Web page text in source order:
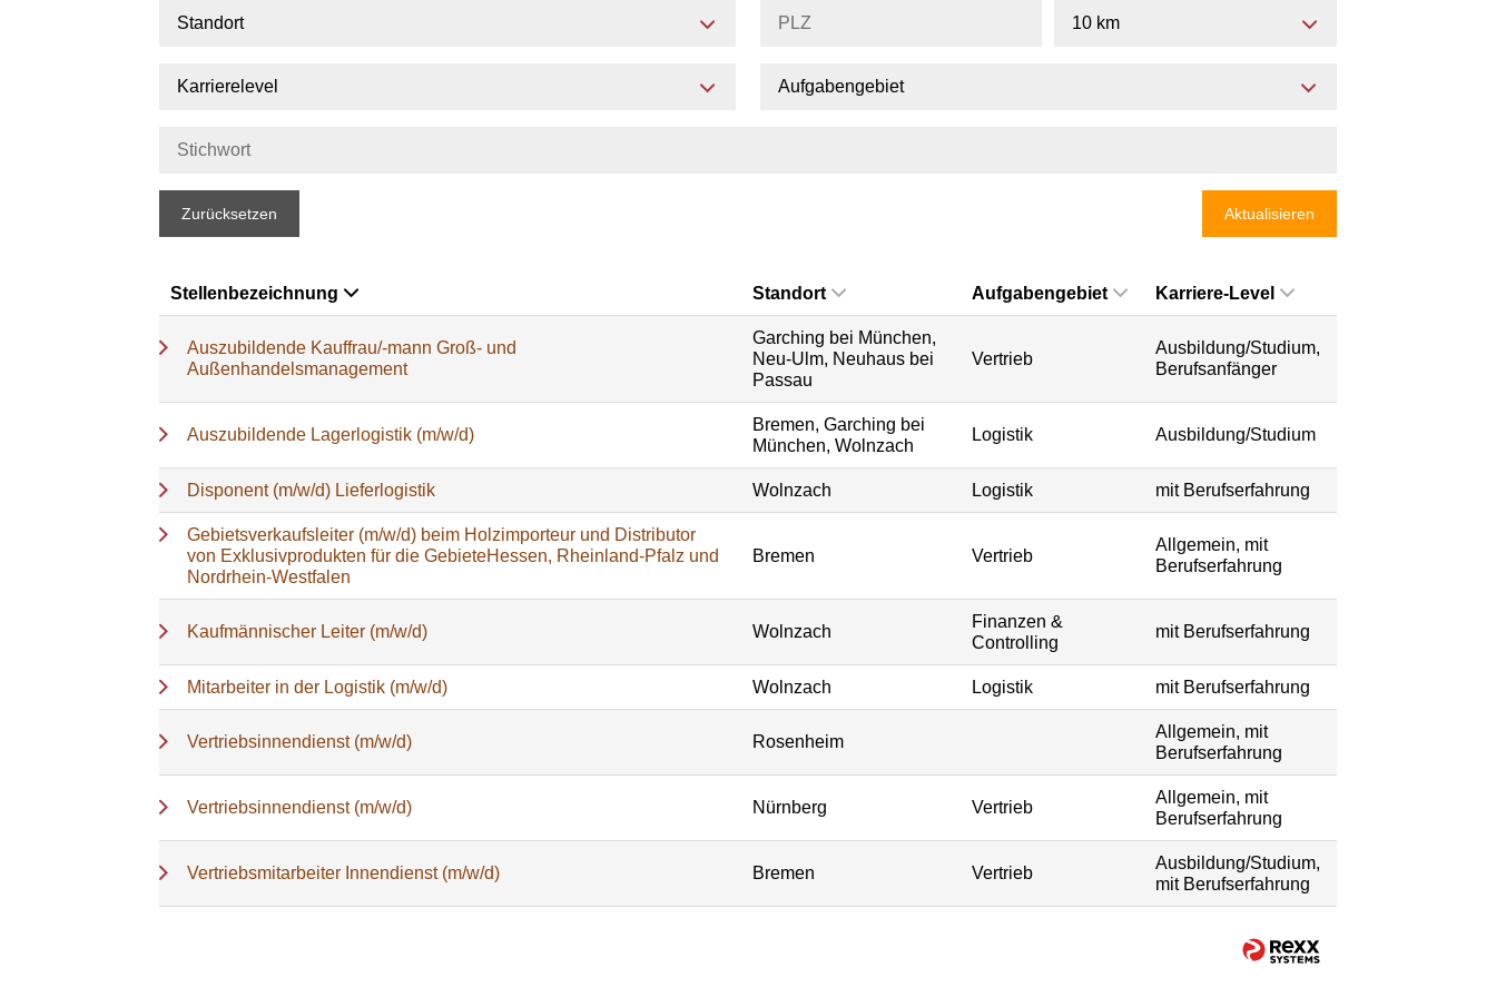
Standort 10 km
Karrierelevel Aufgabengebiet
Zurücksetzen Aktualisieren
Stellenbezeichnung Standort Aufgabengebiet Karriere-Level
Auszubildende Kauffrau/-mann Groß- und
Außenhandelsmanagement
Garching bei München,
Neu-Ulm, Neuhaus bei
Passau
Vertrieb
Ausbildung/Studium,
Berufsanfänger
Auszubildende Lagerlogistik (m/w/d)
Bremen, Garching bei
München, Wolnzach
Logistik Ausbildung/Studium
Disponent (m/w/d) Lieferlogistik Wolnzach Logistik mit Berufserfahrung
Gebietsverkaufsleiter (m/w/d) beim Holzimporteur und Distributor
von Exklusivprodukten für die GebieteHessen, Rheinland-Pfalz und
Nordrhein-Westfalen
Bremen Vertrieb
Allgemein, mit
Berufserfahrung
Kaufmännischer Leiter (m/w/d) Wolnzach
Finanzen &
Controlling
mit Berufserfahrung
Mitarbeiter in der Logistik (m/w/d) Wolnzach Logistik mit Berufserfahrung
Vertriebsinnendienst (m/w/d) Rosenheim
Allgemein, mit
Berufserfahrung
Vertriebsinnendienst (m/w/d) Nürnberg Vertrieb
Allgemein, mit
Berufserfahrung
Vertriebsmitarbeiter Innendienst (m/w/d) Bremen Vertrieb
Ausbildung/Studium,
mit Berufserfahrung